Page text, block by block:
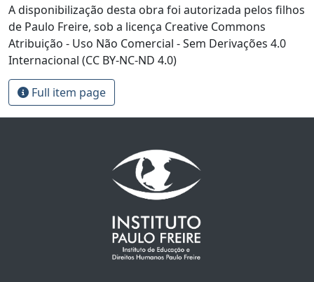
A disponibilização desta obra foi autorizada pelos filhos
de Paulo Freire, sob a licença Creative Commons
Atribuição - Uso Não Comercial - Sem Derivações 4.0
Internacional (CC BY-NC-ND 4.0)
Full item page